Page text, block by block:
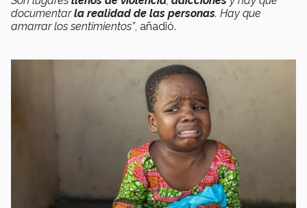
documentarla realidad de las personas. Hay que
amarrar los sentimientos”, añadió.